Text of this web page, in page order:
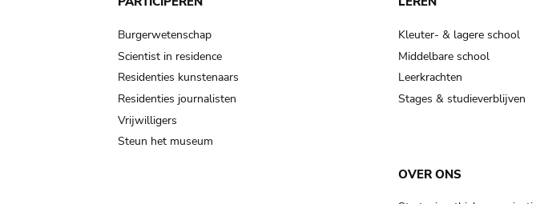
Burgerwetenschap
Scientist in residence
Residenties kunstenaars
Residenties journalisten
Vrijwilligers
Steun het museum
Kleuter- & lagere school
Middelbare school
Leerkrachten
Stages & studieverblijven
OVER ONS